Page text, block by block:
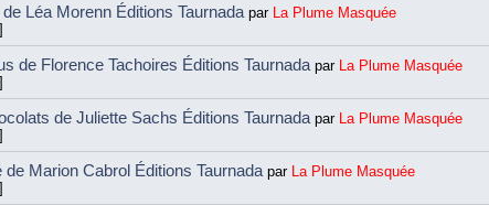
Léa Morenn Éditions Taurnada par
La Plume Masquée
de Florence Tachoires Éditions Taurnada par
La Plume Masquée
de Juliette Sachs Éditions Taurnada par
La Plume Masquée
Marion Cabrol Éditions Taurnada par
La Plume Masquée